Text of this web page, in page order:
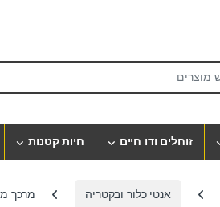
זוחלים ודו חיים חיות קטנות
אנטי כלור ובקטריה מרכך